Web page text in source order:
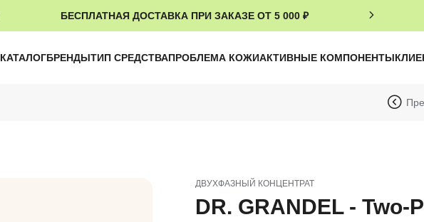
БЕСПЛАТНАЯ ДОСТАВКА ПРИ ЗАКАЗЕ ОТ 5 000 ₽
КАТАЛОГБРЕНДЫТИП СРЕДСТВАПРОБЛЕМА КОЖИАКТИВНЫЕ КОМПОНЕНТЫ
ДВУХФАЗНЫЙ КОНЦЕНТРАТ
DR. GRANDEL - Two-